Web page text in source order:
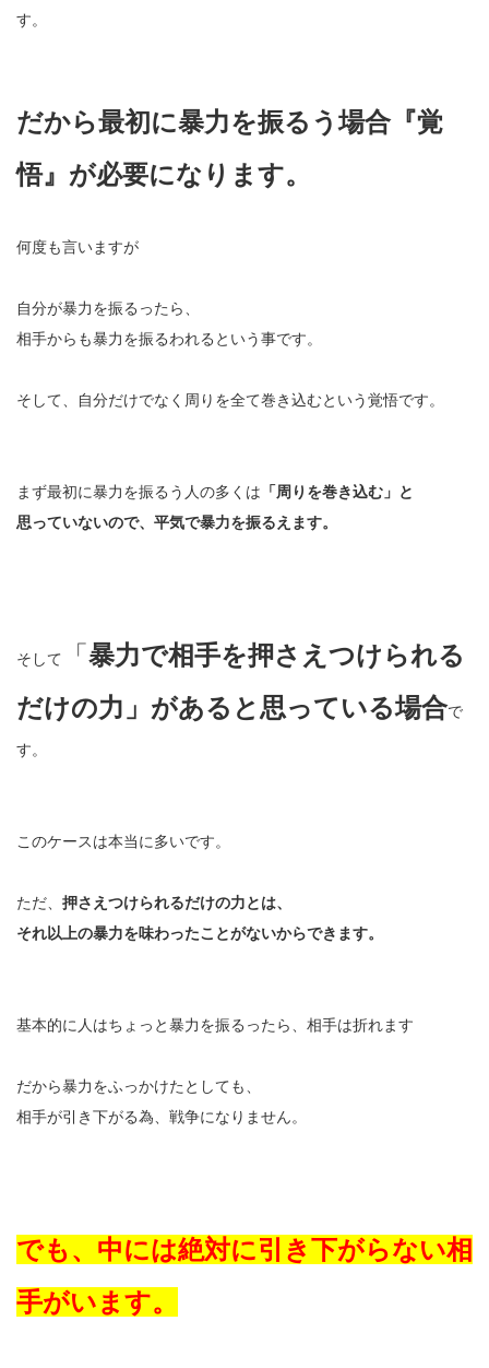
す。
だから最初に暴力を振るう場合『覚
悟』が必要になります。
何度も言いますが
自分が暴力を振るったら、
相手からも暴力を振るわれるという事です。
そして、自分だけでなく周りを全て巻き込むという覚悟です。
まず最初に暴力を振るう人の多くは 「周りを巻き込む」と
思っていないので、平気で暴力を振るえます。
そして 「 暴力で相手を押さえつけられる
だけの力」があると思っている場合で
す。
このケースは本当に多いです。
ただ、 押さえつけられるだけの力とは、
それ以上の暴力を味わったことがないからできます。
基本的に人はちょっと暴力を振るったら、相手は折れます
だから暴力をふっかけたとしても、
相手が引き下がる為、戦争になりません。
でも、中には絶対に引き下がらない相
手がいます。